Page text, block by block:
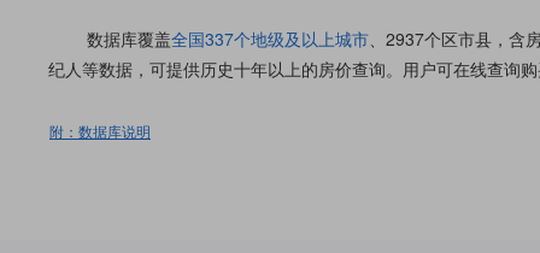
数据库覆盖全国337个地级及以上城市、2937个区市县，含
纪人等数据，可提供历史十年以上的房价查询。用户可在线查询
附：数据库说明